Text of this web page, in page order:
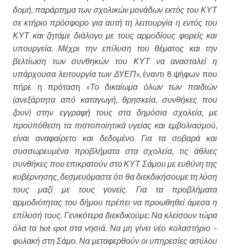
δομή, παράρτημα των σχολικών μονάδων εκτός του ΚΥΤ
σε κτήριο πρόσφορο για αυτή τη λειτουργία η εντός του
ΚΥΤ και ζητάμε διάλογο με τους αρμοδίους φορείς και
υπουργεία. Μέχρι την επίλυση του θέματος και την
βελτίωση των συνθηκών του ΚΥΤ να ανασταλεί η
υπάρχουσα λειτουργία των ΔΥΕΠ», έναντι 8 ψήφων που
πήρε η πρόταση «Το δικαίωμα όλων των παιδιών
(ανεξάρτητα από καταγωγή, θρησκεία, συνθήκες που
ζουν) στην εγγραφή τους στα δημόσια σχολεία, με
προϋπόθεση τα πιστοποιητικά υγείας και εμβολιασμού,
είναι αναφαίρετο και δεδομένο. Για τα σοβαρά και
συσσωρευμένα προβλήματα στα σχολεία, τις άθλιες
συνθήκες που επικρατούν στο ΚΥΤ Σάμου με ευθύνη της
κυβέρνησης, δεσμευόμαστε ότι θα διεκδικήσουμε τη λύση
τους μαζί με τους γονείς. Για τα προβλήματα
αρμοδιότητας του δήμου πρέπει να προωθηθεί άμεσα η
επίλυσή τους. Γενικότερα διεκδικούμε: Να κλείσουν τώρα
όλα τα hot spotστα νησιά. Να μη γίνει νέο κολαστήριο –
φυλακή στη Σάμο. Να μεταφερθούν οι υπηρεσίες ασύλου